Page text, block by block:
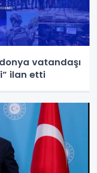
vatandaşı
ilan etti